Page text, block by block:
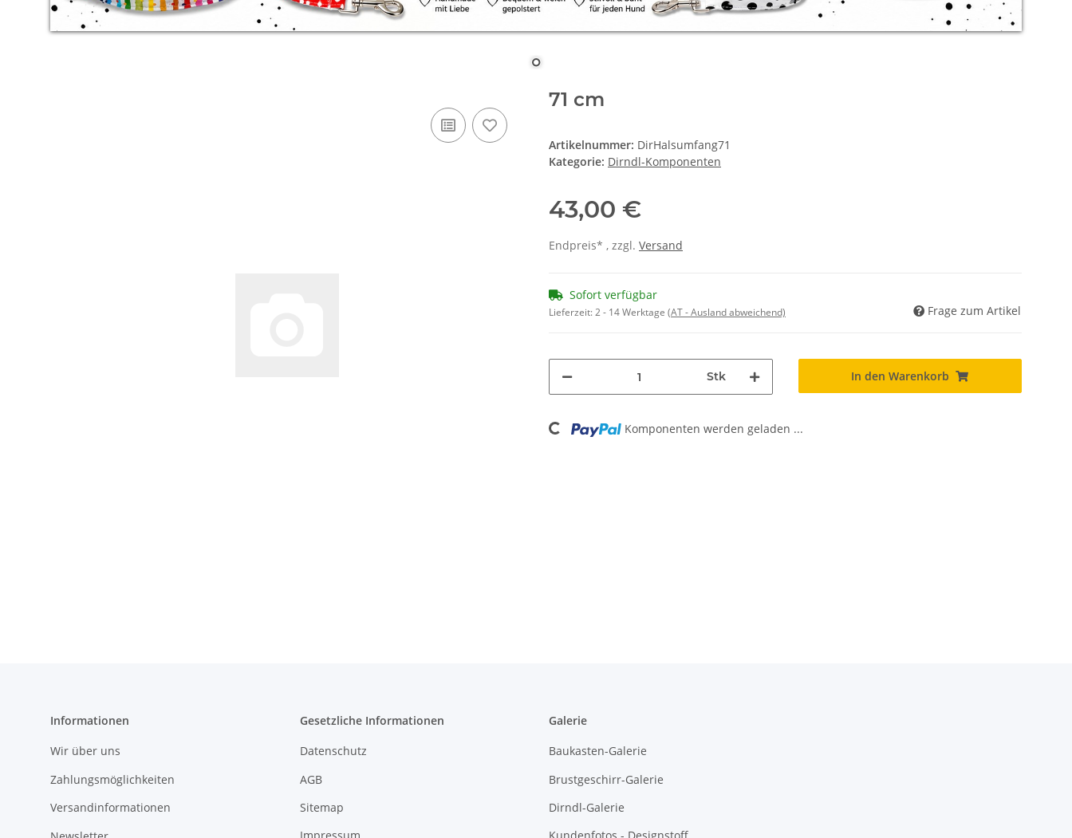
71 cm
Artikelnummer: DirHalsumfang71
Kategorie: Dirndl-Komponenten
43,00 €
Endpreis* , zzgl. Versand
Sofort verfügbar
Lieferzeit:2 - 14 Werktage (AT - Ausland abweichend) Frage zum Artikel
Stk In den Warenkorb
Loading... Komponenten werden geladen ...
Informationen
Wir über uns
Zahlungsmöglichkeiten
Versandinformationen
Gesetzliche Informationen
Datenschutz
AGB
Sitemap
Galerie
Baukasten-Galerie
Brustgeschirr-Galerie
Dirndl-Galerie